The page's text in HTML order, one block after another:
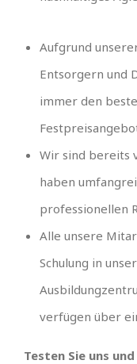
Aufgrund
Entsorgern und
immer den
Wir sind bereits
haben
professionellen
Alle unsere
Schulung in
verfügen über
Testen Sie uns